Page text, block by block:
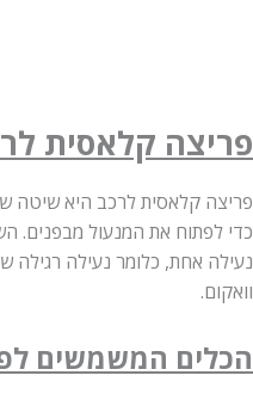
קלאסית
קלאסית לרכב היא שיטה שבה
את המנעול מבפנים.
אחת, כלומר נעילה רגילה שאינה
המשמשים